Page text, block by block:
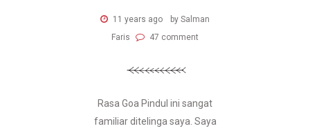
11 years ago
by Salman
Faris
47 comment
Rasa Goa Pindul ini sangat
familiar ditelinga saya. Saya